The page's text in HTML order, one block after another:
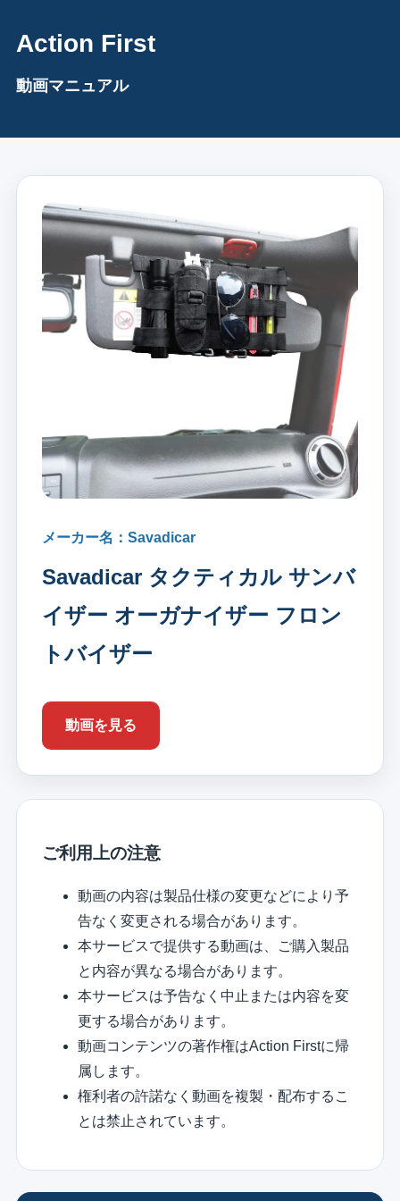
Action First
動画マニュアル
メーカー名：Savadicar
Savadicar タクティカル サンバ
イザー オーガナイザー フロン
トバイザー
動画を見る
ご利用上の注意
動画の内容は製品仕様の変更などにより予
告なく変更される場合があります。
本サービスで提供する動画は、ご購入製品
と内容が異なる場合があります。
本サービスは予告なく中止または内容を変
更する場合があります。
動画コンテンツの著作権はAction Firstに帰
属します。
権利者の許諾なく動画を複製・配布するこ
とは禁止されています。